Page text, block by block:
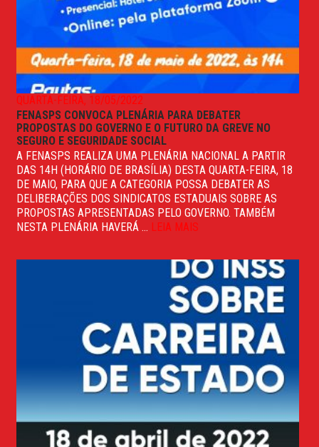
QUARTA-FEIRA, 18/05/2022
FENASPS CONVOCA PLENÁRIA PARA DEBATER
PROPOSTAS DO GOVERNO E O FUTURO DA GREVE NO
SEGURO E SEGURIDADE SOCIAL
A FENASPS REALIZA UMA PLENÁRIA NACIONAL A PARTIR
DAS 14H (HORÁRIO DE BRASÍLIA) DESTA QUARTA-FEIRA, 18
DE MAIO, PARA QUE A CATEGORIA POSSA DEBATER AS
DELIBERAÇÕES DOS SINDICATOS ESTADUAIS SOBRE AS
PROPOSTAS APRESENTADAS PELO GOVERNO. TAMBÉM
NESTA PLENÁRIA HAVERÁ ... LEIA MAIS